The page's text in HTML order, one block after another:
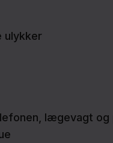
ulykker
lægevagt og